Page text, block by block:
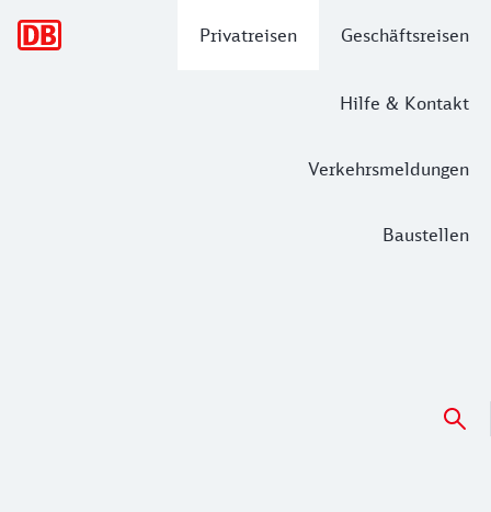
Privatreisen Geschäftsreisen
Hilfe & Kontakt
Verkehrsmeldungen
Baustellen